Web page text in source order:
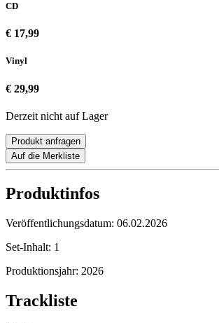
CD
€ 17,99
Vinyl
€ 29,99
Derzeit nicht auf Lager
Produkt anfragen
Auf die Merkliste
Produktinfos
Veröffentlichungsdatum: 06.02.2026
Set-Inhalt: 1
Produktionsjahr: 2026
Trackliste